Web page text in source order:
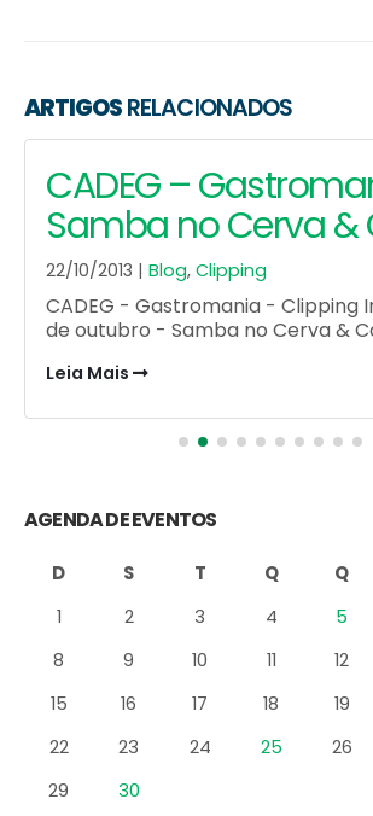
ARTIGOSRELACIONADOS
CADEG –
Samba no Cerva &
22/10/2013 | Blog, Clipping
CADEG - Gastromania - Clipping
de outubro - Samba no Cerva &
Leia Mais
AGENDA DE EVENTOS
D S T Q Q
1
2 3 4 5
8
9 10 11 12
15
16 17 18 19
22
23 24 25 26
29
30